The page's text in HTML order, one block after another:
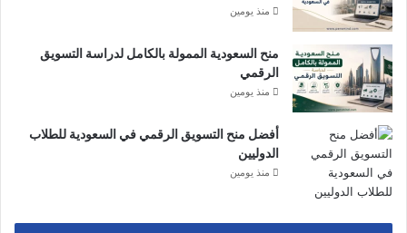
منذ يومين
منح السعودية الممولة بالكامل لدراسة التسويق
الرقمي
منذ يومين
أفضل منح التسويق الرقمي في السعودية للطلاب
الدوليين
منذ يومين